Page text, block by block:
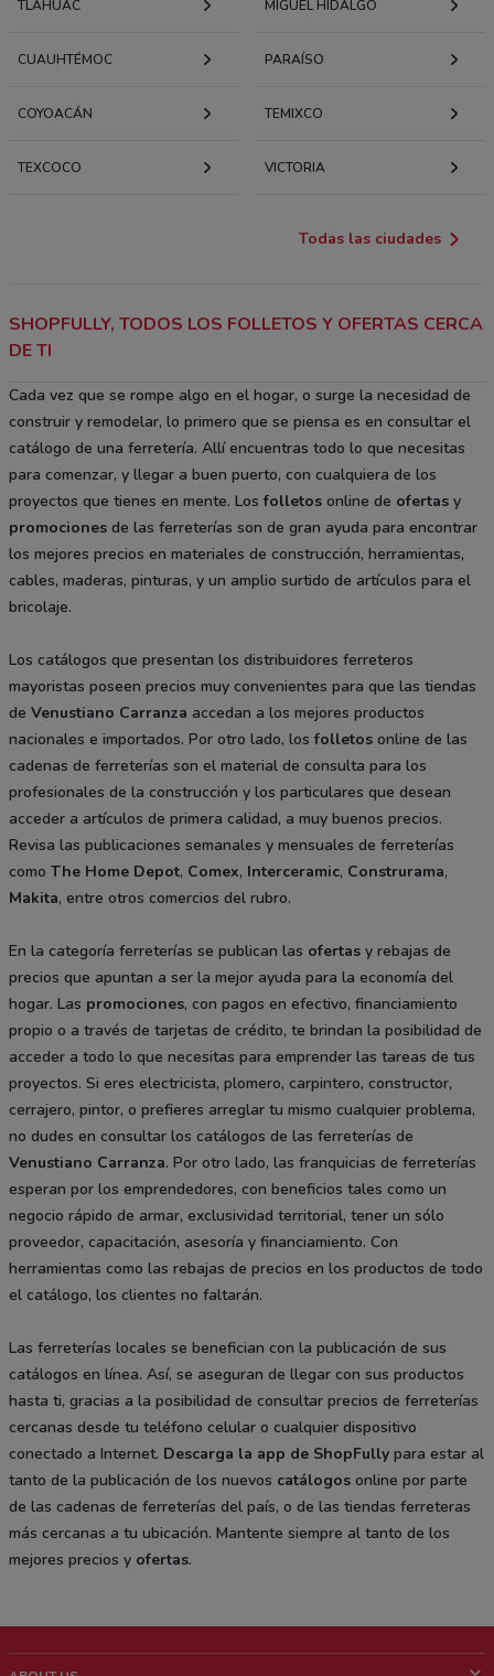
TLÁHUAC MIGUEL HIDALGO
CUAUHTÉMOC PARAÍSO
COYOACÁN TEMIXCO
TEXCOCO VICTORIA
Todas las ciudades
SHOPFULLY, TODOS LOS FOLLETOS Y OFERTAS CERCA
DE TI
Cada vez que se rompe algo en el hogar, o surge la necesidad de
construir y remodelar, lo primero que se piensa es en consultar el
catálogo de una ferretería. Allí encuentras todo lo que necesitas
para comenzar, y llegar a buen puerto, con cualquiera de los
proyectos que tienes en mente. Losfolletos online de ofertas y
promociones de las ferreterías son de gran ayuda para encontrar
los mejores precios en materiales de construcción, herramientas,
cables, maderas, pinturas, y un amplio surtido de artículos para el
bricolaje.
Los catálogos que presentan los distribuidores ferreteros
mayoristas poseen precios muy convenientes para que las tiendas
de Venustiano Carranza accedan a los mejores productos
nacionales e importados. Por otro lado, losfolletos online de las
cadenas de ferreterías son el material de consulta para los
profesionales de la construcción y los particulares que desean
acceder a artículos de primera calidad, a muy buenos precios.
Revisa las publicaciones semanales y mensuales de ferreterías
como The Home Depot, Comex, Interceramic, Construrama,
Makita, entre otros comercios del rubro.
En la categoría ferreterías se publican las ofertas y rebajas de
precios que apuntan a ser la mejor ayuda para la economía del
hogar. Las promociones, con pagos en efectivo, financiamiento
propio o a través de tarjetas de crédito, te brindan la posibilidad de
acceder a todo lo que necesitas para emprender las tareas de tus
proyectos. Si eres electricista, plomero, carpintero, constructor,
cerrajero, pintor, o prefieres arreglar tu mismo cualquier problema,
no dudes en consultar los catálogos de las ferreterías de
Venustiano Carranza. Por otro lado, las franquicias de ferreterías
esperan por los emprendedores, con beneficios tales como un
negocio rápido de armar, exclusividad territorial, tener un sólo
proveedor, capacitación, asesoría y financiamiento. Con
herramientas como las rebajas de precios en los productos de todo
el catálogo, los clientes no faltarán.
Las ferreterías locales se benefician con la publicación de sus
catálogos en línea. Así, se aseguran de llegar con sus productos
hasta ti, gracias a la posibilidad de consultar precios de ferreterías
cercanas desde tu teléfono celular o cualquier dispositivo
conectado a Internet. Descarga la app de ShopFully para estar al
tanto de la publicación de los nuevos catálogos online por parte
de las cadenas de ferreterías del país, o de las tiendas ferreteras
más cercanas a tu ubicación. Mantente siempre al tanto de los
mejores precios y ofertas.